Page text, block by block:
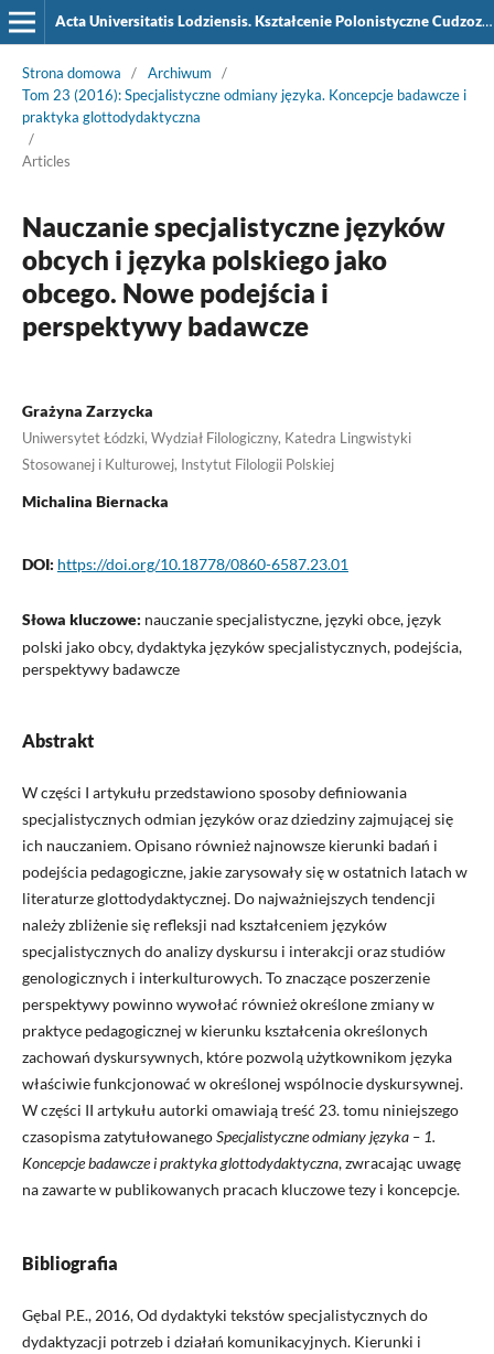
Acta Universitatis Lodziensis. Kształcenie Polonistyczne Cudzoziemców
Strona domowa / Archiwum
/
Tom 23 (2016): Specjalistyczne odmiany języka. Koncepcje badawcze i
praktyka glottodydaktyczna
/
Articles
Nauczanie specjalistyczne języków
obcych i języka polskiego jako
obcego. Nowe podejścia i
perspektywy badawcze
Grażyna Zarzycka
Uniwersytet Łódzki, Wydział Filologiczny, Katedra Lingwistyki
Stosowanej i Kulturowej, Instytut Filologii Polskiej
Michalina Biernacka
DOI: https://doi.org/10.18778/0860-6587.23.01
Słowa kluczowe: nauczanie specjalistyczne, języki obce, język
polski jako obcy, dydaktyka języków specjalistycznych, podejścia,
perspektywy badawcze
Abstrakt
W części I artykułu przedstawiono sposoby definiowania
specjalistycznych odmian języków oraz dziedziny zajmującej się
ich nauczaniem. Opisano również najnowsze kierunki badań i
podejścia pedagogiczne, jakie zarysowały się w ostatnich latach w
literaturze glottodydaktycznej. Do najważniejszych tendencji
należy zbliżenie się refleksji nad kształceniem języków
specjalistycznych do analizy dyskursu i interakcji oraz studiów
genologicznych i interkulturowych. To znaczące poszerzenie
perspektywy powinno wywołać również określone zmiany w
praktyce pedagogicznej w kierunku kształcenia określonych
zachowań dyskursywnych, które pozwolą użytkownikom języka
właściwie funkcjonować w określonej wspólnocie dyskursywnej.
W części II artykułu autorki omawiają treść 23. tomu niniejszego
czasopisma zatytułowanegoSpecjalistyczne odmiany języka – 1.
Koncepcje badawcze i praktyka glottodydaktyczna, zwracając uwagę
na zawarte w publikowanych pracach kluczowe tezy i koncepcje.
Bibliografia
Gębal P.E., 2016, Od dydaktyki tekstów specjalistycznych do
dydaktyzacji potrzeb i działań komunikacyjnych. Kierunki i